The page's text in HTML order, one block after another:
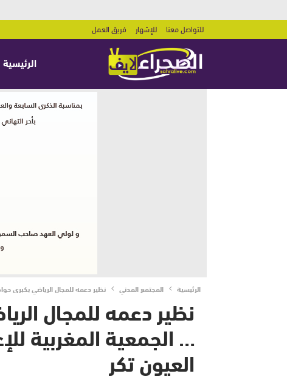
للتواصل معنا للإشهار فريق العمل
الرئيسية
الرئيسية المجتمع المدني نظير دعمه للمجال الرياضي بكبرى
نظير دعمه للمجال
… الجمعية المغربية
العيون تكر